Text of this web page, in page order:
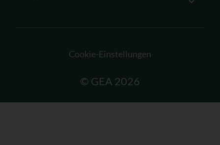
© GEA 2026
Cookie-Einstellungen